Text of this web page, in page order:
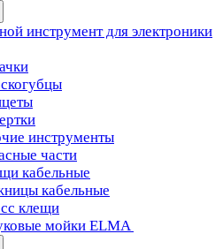
инструмент для электроники
инструменты
части
кабельные
кабельные
клещи
мойки ELMA